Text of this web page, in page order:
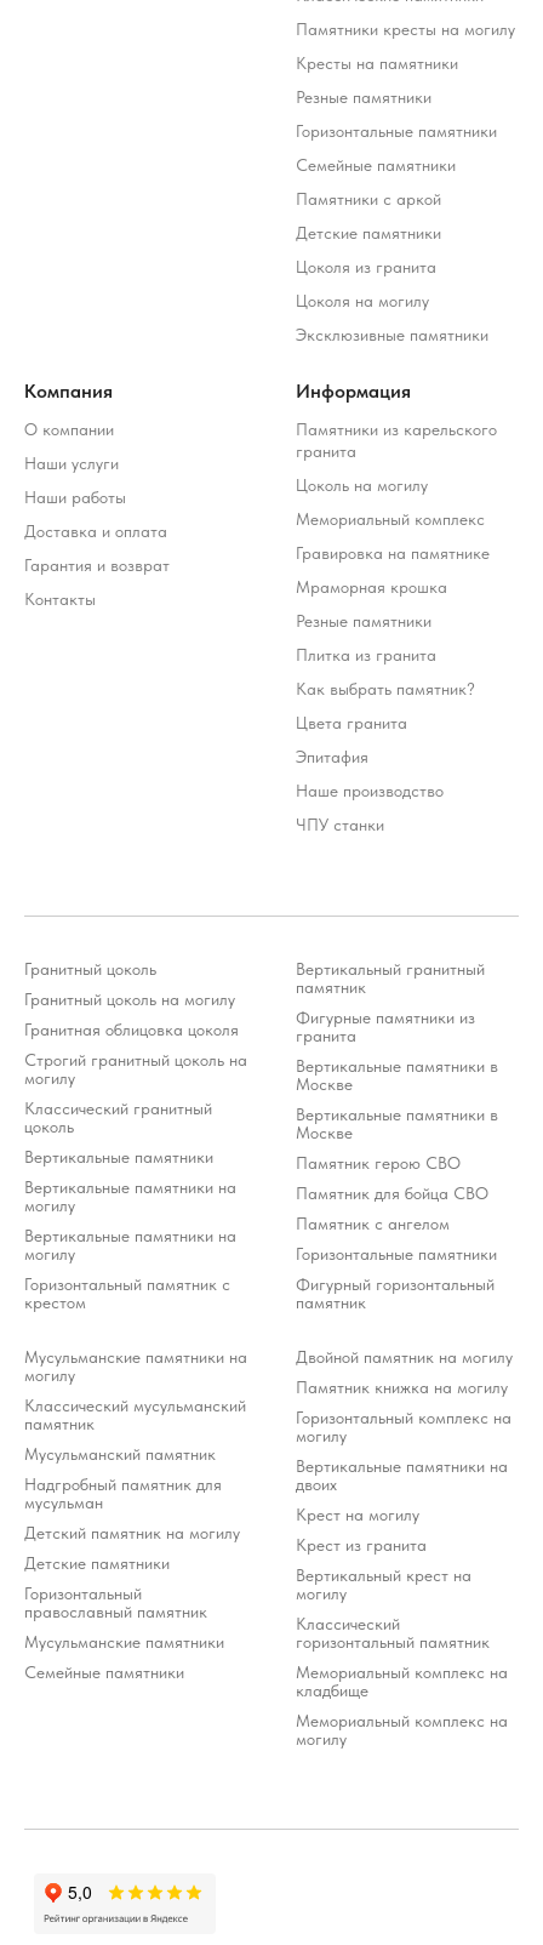
Памятники кресты на могилу
Кресты на памятники
Резные памятники
Горизонтальные памятники
Семейные памятники
Памятники с аркой
Детские памятники
Цоколя из гранита
Цоколя на могилу
Эксклюзивные памятники
Компания
О компании
Наши услуги
Наши работы
Доставка и оплата
Гарантия и возврат
Контакты
Информация
Памятники из карельского
гранита
Цоколь на могилу
Мемориальный комплекс
Гравировка на памятнике
Мраморная крошка
Резные памятники
Плитка из гранита
Как выбрать памятник?
Цвета гранита
Эпитафия
Наше производство
ЧПУ станки
Гранитный цоколь
Гранитный цоколь на могилу
Гранитная облицовка цоколя
Строгий гранитный цоколь на
могилу
Классический гранитный
цоколь
Вертикальные памятники
Вертикальные памятники на
могилу
Вертикальные памятники на
могилу
Горизонтальный памятник с
крестом
Вертикальный гранитный
памятник
Фигурные памятники из
гранита
Вертикальные памятники в
Москве
Вертикальные памятники в
Москве
Памятник герою СВО
Памятник для бойца СВО
Памятник с ангелом
Горизонтальные памятники
Фигурный горизонтальный
памятник
Мусульманские памятники на
могилу
Классический мусульманский
памятник
Мусульманский памятник
Надгробный памятник для
мусульман
Детский памятник на могилу
Детские памятники
Горизонтальный
православный памятник
Мусульманские памятники
Семейные памятники
Двойной памятник на могилу
Памятник книжка на могилу
Горизонтальный комплекс на
могилу
Вертикальные памятники на
двоих
Крест на могилу
Крест из гранита
Вертикальный крест на
могилу
Классический
горизонтальный памятник
Мемориальный комплекс на
кладбище
Мемориальный комплекс на
могилу